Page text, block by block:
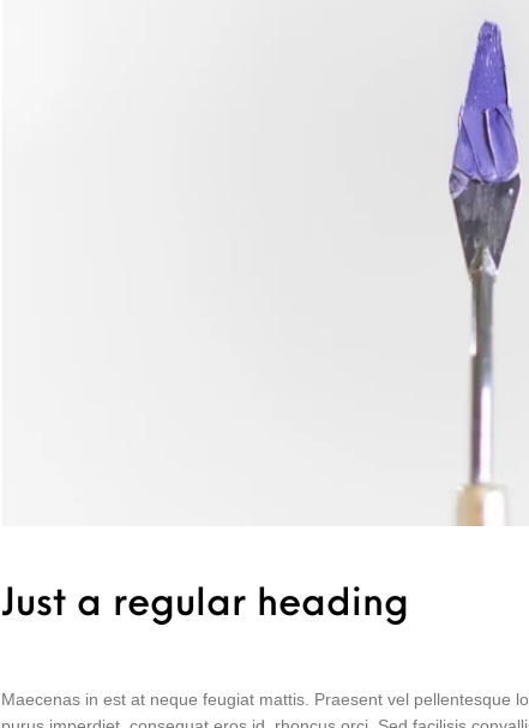
Just a regular heading
Maecenas in est at neque feugiat mattis. Praesent vel pellentesque